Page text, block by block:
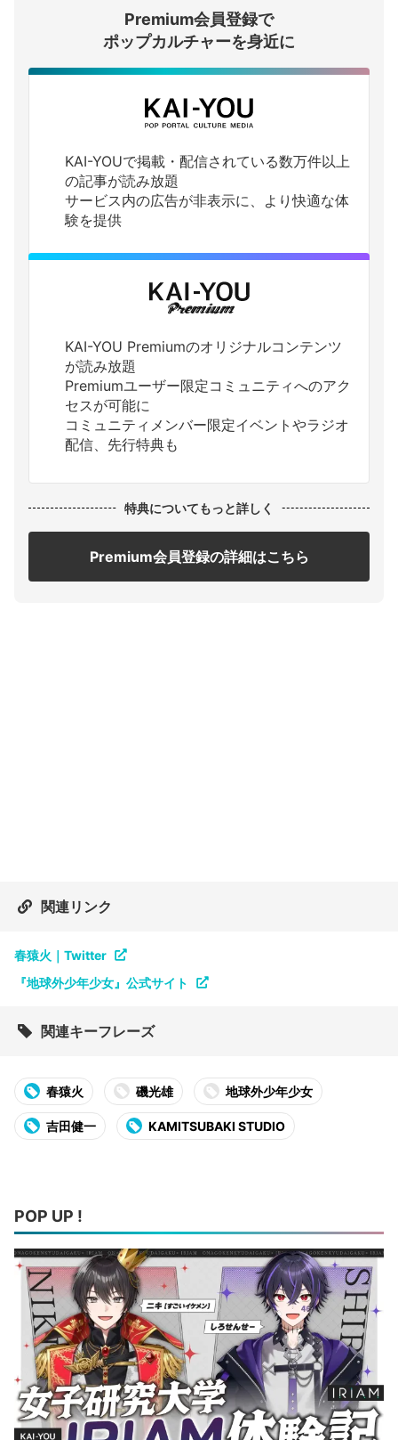
ログインする
Premium会員登録で
ポップカルチャーを身近に
KAI-YOUで掲載・配信されている数万件以上
の記事が読み放題
サービス内の広告が非表示に、より快適な体
験を提供
KAI-YOU Premiumのオリジナルコンテンツ
が読み放題
Premiumユーザー限定コミュニティへのアク
セスが可能に
コミュニティメンバー限定イベントやラジオ
配信、先行特典も
特典についてもっと詳しく
Premium会員登録の詳細はこちら
関連リンク
春猿火｜Twitter
『地球外少年少女』公式サイト
関連キーフレーズ
春猿火 磯光雄 地球外少年少女
吉田健一 KAMITSUBAKI STUDIO
POP UP !